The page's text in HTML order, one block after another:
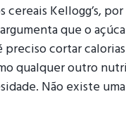
cereais Kellogg’s,
que o
cortar
qualquer outro
Não existe